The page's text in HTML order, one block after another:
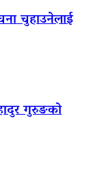
चुहाउनेलाई
गुरुङको